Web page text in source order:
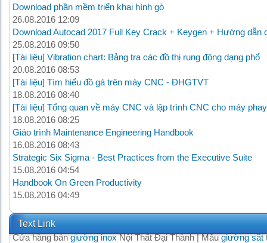
Download phần mềm triển khai hình gò
26.08.2016 12:09
Download Autocad 2017 Full Key Crack + Keygen + Hướng dẫn
25.08.2016 09:50
[Tài liệu] Vibration chart: Bảng tra các đồ thị rung động dạng phổ
20.08.2016 08:53
[Tài liệu] Tìm hiểu đồ gá trên máy CNC - ĐHGTVT
18.08.2016 08:40
[Tài liệu] Tổng quan về máy CNC và lập trình CNC cho máy
18.08.2016 08:25
Giáo trình Maintenance Engineering Handbook
16.08.2016 08:43
Strategic Six Sigma - Best Practices from the Executive Suite
15.08.2016 04:54
Handbook On Green Productivity
15.08.2016 04:49
Text Link
Cửa hàng bángiường inoxNội Thất Đại Thành | Mẫugiường sắt